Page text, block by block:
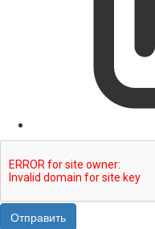
Отправить